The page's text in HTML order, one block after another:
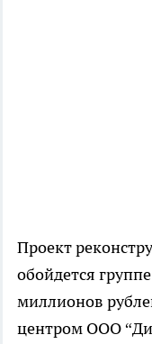
Проект
обойдется
миллионов
центром ООО